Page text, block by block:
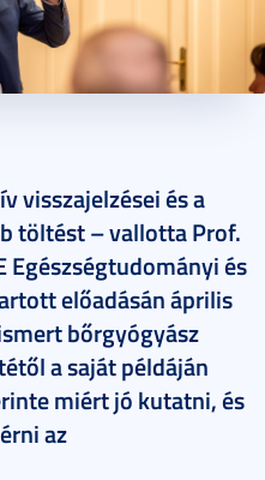
visszajelzései és a
töltést – vallotta Prof.
Egészségtudományi és
előadásán április
bőrgyógyász
a saját példáján
miért jó kutatni, és
az